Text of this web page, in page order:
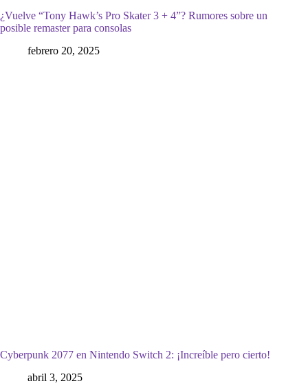
¿Vuelve “Tony Hawk’s Pro Skater 3 + 4”? Rumores sobre un
posible remaster para consolas
febrero 20, 2025
Cyberpunk 2077 en Nintendo Switch 2: ¡Increíble pero cierto!
abril 3, 2025